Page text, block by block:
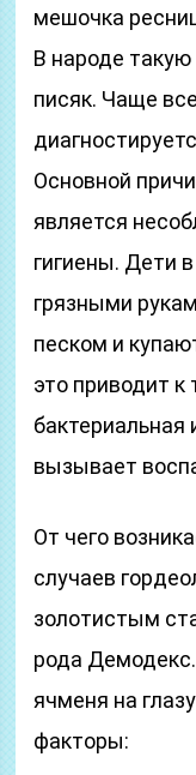
мешочка
В народе
писяк. Чаще
Основной
является
гигиены. Дети
грязными
песком и
это приводит к
бактериальная
вызывает
От чего
случаев
золотистым
рода
ячменя на
факторы: